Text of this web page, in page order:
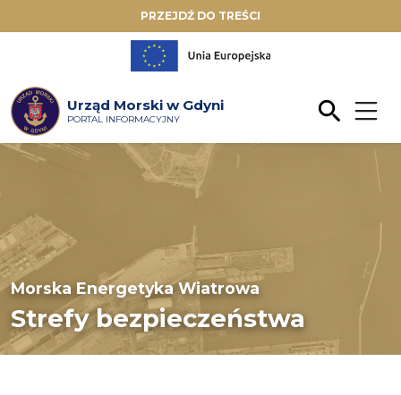
PRZEJDŹ DO TREŚCI
Urząd Morski w Gdyni
PORTAL INFORMACYJNY
Morska Energetyka Wiatrowa
Strefy bezpieczeństwa